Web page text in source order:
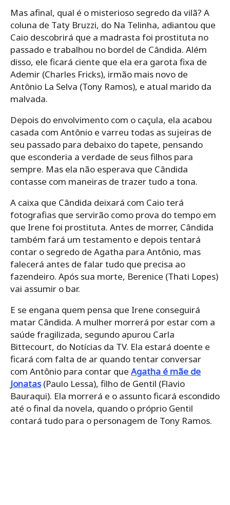
Mas afinal, qual é o misterioso segredo da vilã? A
coluna de Taty Bruzzi, do Na Telinha, adiantou que
Caio descobrirá que a madrasta foi prostituta no
passado e trabalhou no bordel de Cândida. Além
disso, ele ficará ciente que ela era garota fixa de
Ademir (Charles Fricks), irmão mais novo de
Antônio La Selva (Tony Ramos), e atual marido da
malvada.
Depois do envolvimento com o caçula, ela acabou
casada com Antônio e varreu todas as sujeiras de
seu passado para debaixo do tapete, pensando
que esconderia a verdade de seus filhos para
sempre. Mas ela não esperava que Cândida
contasse com maneiras de trazer tudo a tona.
A caixa que Cândida deixará com Caio terá
fotografias que servirão como prova do tempo em
que Irene foi prostituta. Antes de morrer, Cândida
também fará um testamento e depois tentará
contar o segredo de Agatha para Antônio, mas
falecerá antes de falar tudo que precisa ao
fazendeiro. Após sua morte, Berenice (Thati Lopes)
vai assumir o bar.
E se engana quem pensa que Irene conseguirá
matar Cândida. A mulher morrerá por estar com a
saúde fragilizada, segundo apurou Carla
Bittecourt, do Notícias da TV. Ela estará doente e
ficará com falta de ar quando tentar conversar
com Antônio para contar que Agatha é mãe de
Jonatas(Paulo Lessa), filho de Gentil (Flavio
Bauraqui). Ela morrerá e o assunto ficará escondido
até o final da novela, quando o próprio Gentil
contará tudo para o personagem de Tony Ramos.